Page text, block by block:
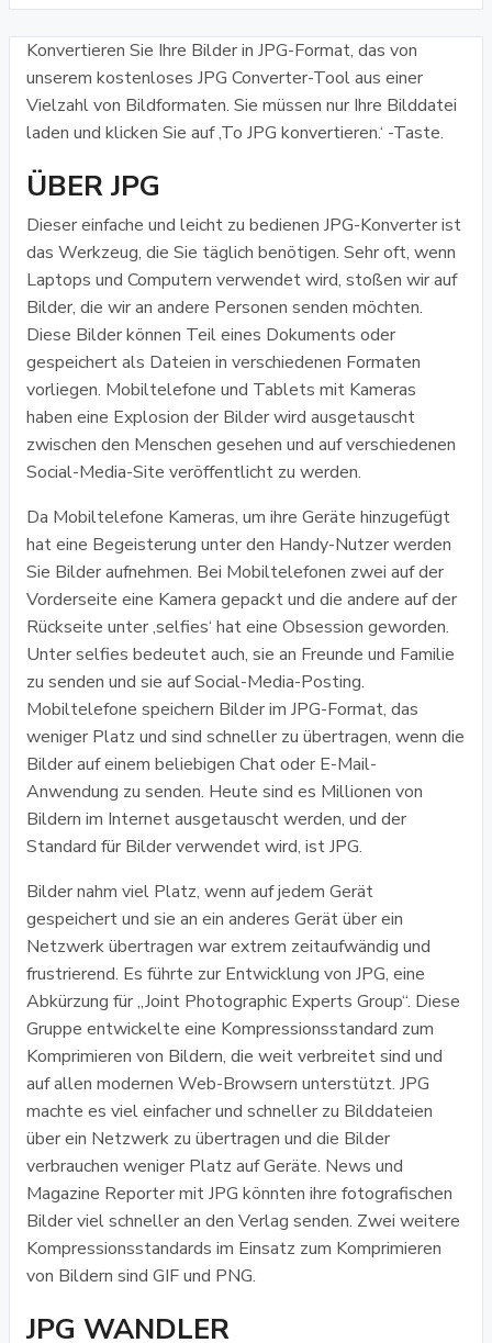
Konvertieren Sie Ihre Bilder in JPG-Format, das von
unserem kostenloses JPG Converter-Tool aus einer
Vielzahl von Bildformaten. Sie müssen nur Ihre Bilddatei
laden und klicken Sie auf ‚To JPG konvertieren.‘ -Taste.
ÜBER JPG
Dieser einfache und leicht zu bedienen JPG-Konverter ist
das Werkzeug, die Sie täglich benötigen. Sehr oft, wenn
Laptops und Computern verwendet wird, stoßen wir auf
Bilder, die wir an andere Personen senden möchten.
Diese Bilder können Teil eines Dokuments oder
gespeichert als Dateien in verschiedenen Formaten
vorliegen. Mobiltelefone und Tablets mit Kameras
haben eine Explosion der Bilder wird ausgetauscht
zwischen den Menschen gesehen und auf verschiedenen
Social-Media-Site veröffentlicht zu werden.
Da Mobiltelefone Kameras, um ihre Geräte hinzugefügt
hat eine Begeisterung unter den Handy-Nutzer werden
Sie Bilder aufnehmen. Bei Mobiltelefonen zwei auf der
Vorderseite eine Kamera gepackt und die andere auf der
Rückseite unter ‚selfies‘ hat eine Obsession geworden.
Unter selfies bedeutet auch, sie an Freunde und Familie
zu senden und sie auf Social-Media-Posting.
Mobiltelefone speichern Bilder im JPG-Format, das
weniger Platz und sind schneller zu übertragen, wenn die
Bilder auf einem beliebigen Chat oder E-Mail-
Anwendung zu senden. Heute sind es Millionen von
Bildern im Internet ausgetauscht werden, und der
Standard für Bilder verwendet wird, ist JPG.
Bilder nahm viel Platz, wenn auf jedem Gerät
gespeichert und sie an ein anderes Gerät über ein
Netzwerk übertragen war extrem zeitaufwändig und
frustrierend. Es führte zur Entwicklung von JPG, eine
Abkürzung für „Joint Photographic Experts Group“. Diese
Gruppe entwickelte eine Kompressionsstandard zum
Komprimieren von Bildern, die weit verbreitet sind und
auf allen modernen Web-Browsern unterstützt. JPG
machte es viel einfacher und schneller zu Bilddateien
über ein Netzwerk zu übertragen und die Bilder
verbrauchen weniger Platz auf Geräte. News und
Magazine Reporter mit JPG könnten ihre fotografischen
Bilder viel schneller an den Verlag senden. Zwei weitere
Kompressionsstandards im Einsatz zum Komprimieren
von Bildern sind GIF und PNG.
JPG WANDLER